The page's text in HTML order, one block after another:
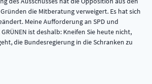
die Mitberatung verweigert. Es hat sich
Meine Aufforderung an SPD und
GRÜNEN ist deshalb: Kneifen Sie heute nicht,
die Bundesregierung in die Schranken zu